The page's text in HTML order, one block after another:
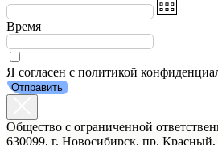
Время
Я согласен с политикой
Отправить
Общество с ограниченной
630099, г. Новосибирск, пр.